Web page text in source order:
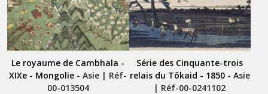
Le royaume de Cambhala -
XIXe - Mongolie - Asie | Réf-
00-013504
Série des Cinquante-trois
relais du Tôkaid - 1850- Asie
| Réf-00-0241102